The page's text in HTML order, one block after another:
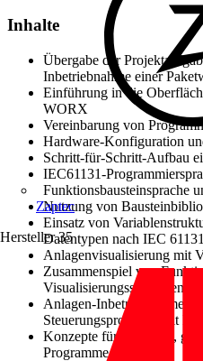
Zaptec
Hersteller 35
Inhalte
Übergabe der
Inbetriebnahme einer
Einführung in die
WORX
Vereinbarung von
Hardware-Konfiguration
Schritt-für-Schritt-Aufbau
IEC61131-
Funktionsbausteinsprache
Nutzung von
Einsatz von
Datentypen nach IEC 61131
Anlagenvisualisierung mit
Zusammenspiel von
Visualisierungssymbolen
Anlagen-Inbetriebnahme,
Steuerungsprojektes mit
Konzepte für effiziente, gut
Programme